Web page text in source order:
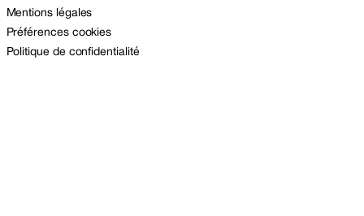
Mentions légales
Préférences cookies
Politique de confidentialité